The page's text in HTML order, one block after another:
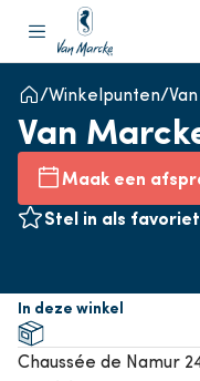
Winkelpunten
Van
Maak een
Stel in als
In deze winkel
Chaussée de Namur